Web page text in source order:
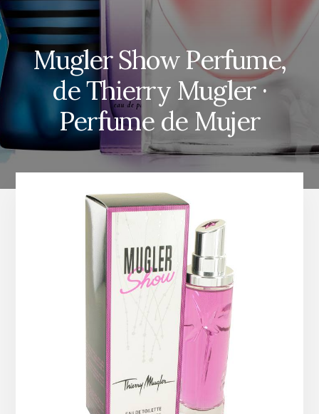
Mugler Show Perfume,
de Thierry Mugler ·
Perfume de Mujer